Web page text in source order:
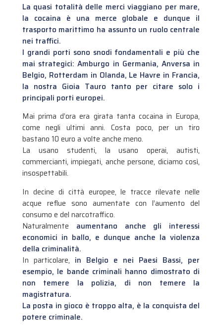
La quasi totalità delle merci viaggiano per mare,
la cocaina è una merce globale e dunque il
trasporto marittimo ha assunto un ruolo centrale
nei traffici.
I grandi porti sono snodi fondamentali e più che
mai strategici: Amburgo in Germania, Anversa in
Belgio, Rotterdam in Olanda, Le Havre in Francia,
la nostra Gioia Tauro tanto per citare solo i
principali porti europei.
Mai prima d’ora era girata tanta cocaina in Europa,
come negli ultimi anni. Costa poco, per un tiro
bastano 10 euro a volte anche meno.
La usano studenti, la usano operai, autisti,
commercianti, impiegati, anche persone, diciamo così,
insospettabili.
In decine di città europee, le tracce rilevate nelle
acque reflue sono aumentate con l’aumento del
consumo e del narcotraffico.
Naturalmente aumentano anche gli interessi
economici in ballo, e dunque anche la violenza
della criminalità.
In particolare, in Belgio e nei Paesi Bassi, per
esempio, le bande criminali hanno dimostrato di
non temere la polizia, di non temere la
magistratura.
La posta in gioco è troppo alta, è la conquista del
potere criminale.